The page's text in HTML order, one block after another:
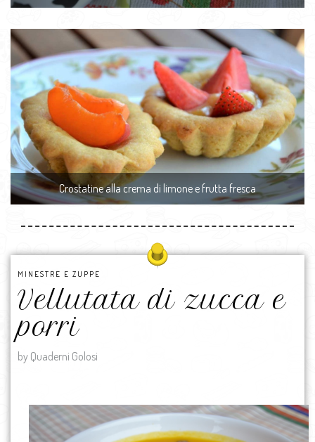
Crostatine alla crema di limone e frutta fresca
MINESTRE E ZUPPE
Vellutata di zucca e
porri
by Quaderni Golosi